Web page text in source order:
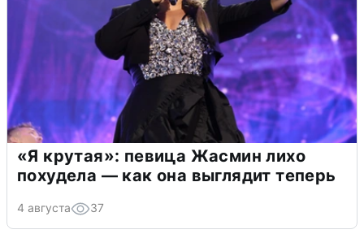
«Я крутая»: певица Жасмин лихо
похудела — как она выглядит теперь
4 августа 37